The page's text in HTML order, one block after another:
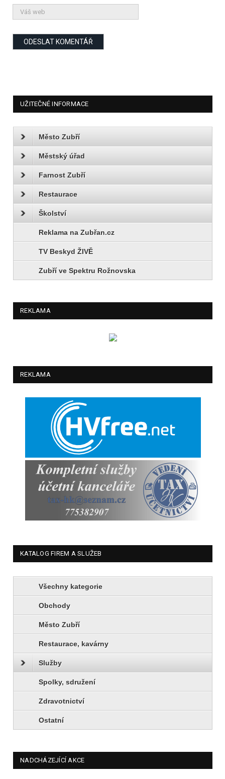
UŽITEČNÉ INFORMACE
Město Zubří
Městský úřad
Farnost Zubří
Restaurace
Školství
Reklama na Zubřan.cz
TV Beskyd ŽIVĚ
Zubří ve Spektru Rožnovska
REKLAMA
REKLAMA
KATALOG FIREM A SLUŽEB
Všechny kategorie
Obchody
Město Zubří
Restaurace, kavárny
Služby
Spolky, sdružení
Zdravotnictví
Ostatní
NADCHÁZEJÍCÍ AKCE